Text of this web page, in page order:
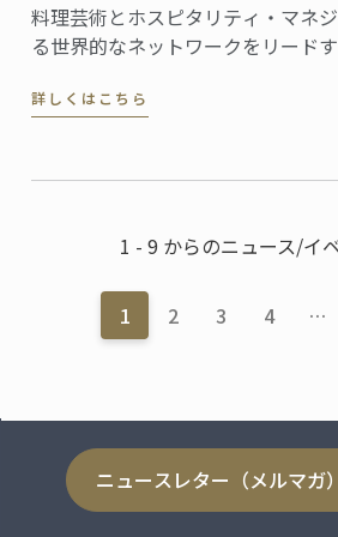
料理芸術とホスピタリティ・マネ
る世界的なネットワークをリード
des Monuments Nationaux, CMN）
詳しくはこちら
1 - 9 からのニュース/イ
1 2 3 4 …
ニュースレター（メルマガ